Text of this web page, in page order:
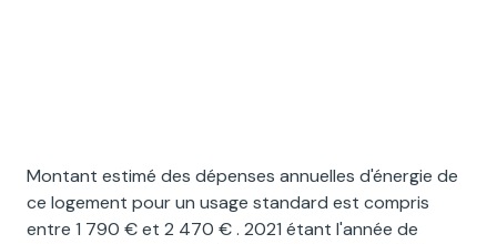
Montant estimé des dépenses annuelles d'énergie de
ce logement pour un usage standard est compris
entre 1 790 € et 2 470 € . 2021 étant l'année de